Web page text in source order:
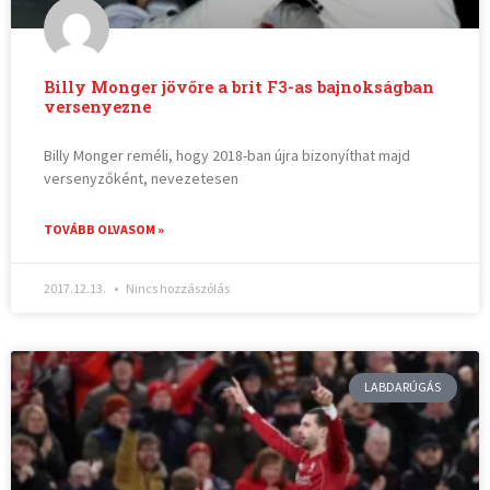
Billy Monger jövőre a brit F3-as bajnokságban
versenyezne
Billy Monger reméli, hogy 2018-ban újra bizonyíthat majd
versenyzőként, nevezetesen
TOVÁBB OLVASOM »
2017.12.13. Nincs hozzászólás
LABDARÚGÁS